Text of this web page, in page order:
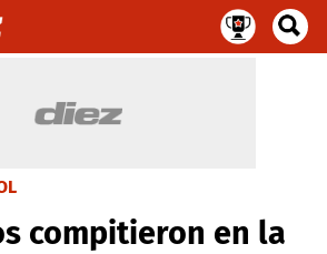
compitieron en la